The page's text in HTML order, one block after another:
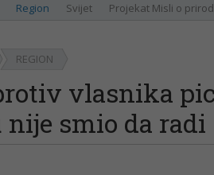
Region Svijet Projekat Misli o
REGION
vlasnika
smio da radi